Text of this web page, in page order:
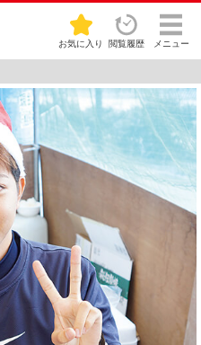
お気に入り 閲覧履歴 メニュー